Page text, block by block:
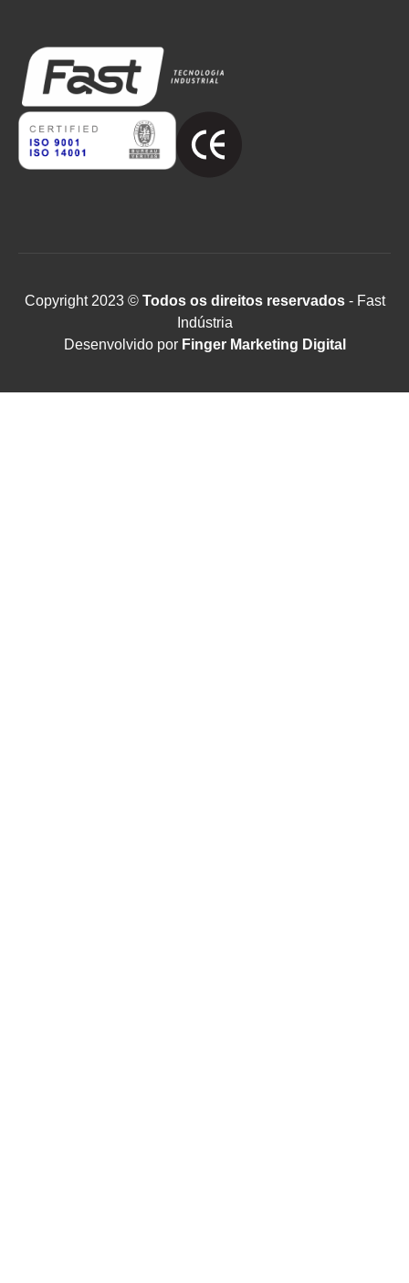
Copyright 2023 ©Todos os direitos reservados- Fast
Indústria
Desenvolvido por Finger Marketing Digital